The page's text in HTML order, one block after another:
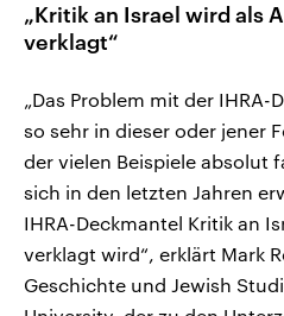
„Kritik an Israel wird als
verklagt“
„Das Problem mit der
so sehr in dieser oder jener
der vielen Beispiele absolut
sich in den letzten Jahren
IHRA-Deckmantel Kritik an
verklagt wird“, erklärt Mark
Geschichte und Jewish